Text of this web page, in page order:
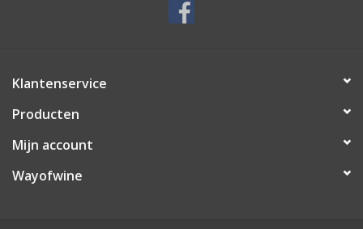
Klantenservice
Producten
Mijn account
Wayofwine